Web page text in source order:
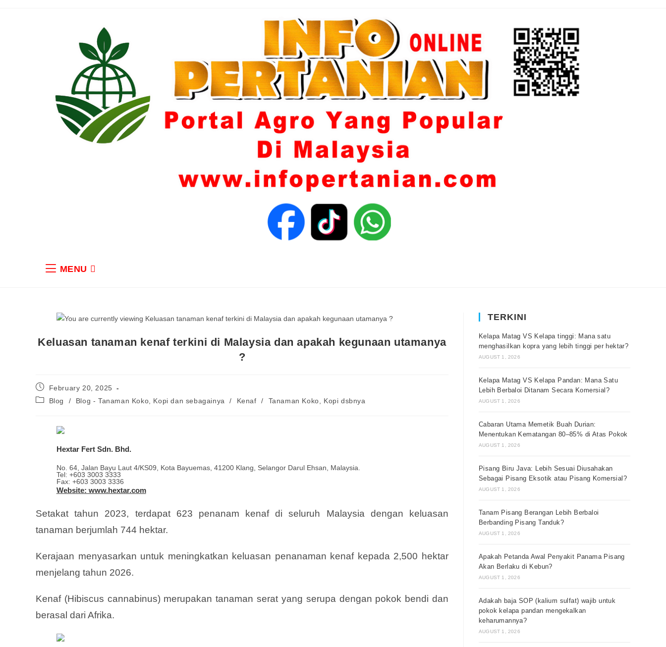
MENU
Keluasan tanaman kenaf terkini di Malaysia dan apakah kegunaan utamanya
?
February 20, 2025
Blog
/ Blog - Tanaman Koko, Kopi dan sebagainya / Kenaf / Tanaman Koko, Kopi dsbnya
Hextar Fert Sdn. Bhd.
No. 64, Jalan Bayu Laut 4/KS09, Kota Bayuemas, 41200 Klang, Selangor Darul Ehsan, Malaysia.
Tel: +603 3003 3333
Fax: +603 3003 3336
Website: www.hextar.com
Setakat tahun 2023, terdapat 623 penanam kenaf di seluruh Malaysia dengan keluasan
tanaman berjumlah 744 hektar.
Kerajaan menyasarkan untuk meningkatkan keluasan penanaman kenaf kepada 2,500 hektar
menjelang tahun 2026.
Kenaf (Hibiscus cannabinus) merupakan tanaman serat yang serupa dengan pokok bendi dan
berasal dari Afrika.
TERKINI
Kelapa Matag VS Kelapa tinggi: Mana satu
menghasilkan kopra yang lebih tinggi per hektar?
AUGUST 1, 2026
Kelapa Matag VS Kelapa Pandan: Mana Satu
Lebih Berbaloi Ditanam Secara Komersial?
AUGUST 1, 2026
Cabaran Utama Memetik Buah Durian:
Menentukan Kematangan 80–85% di Atas Pokok
AUGUST 1, 2026
Pisang Biru Java: Lebih Sesuai Diusahakan
Sebagai Pisang Eksotik atau Pisang Komersial?
AUGUST 1, 2026
Tanam Pisang Berangan Lebih Berbaloi
Berbanding Pisang Tanduk?
AUGUST 1, 2026
Apakah Petanda Awal Penyakit Panama Pisang
Akan Berlaku di Kebun?
AUGUST 1, 2026
Adakah baja SOP (kalium sulfat) wajib untuk
pokok kelapa pandan mengekalkan
keharumannya?
AUGUST 1, 2026